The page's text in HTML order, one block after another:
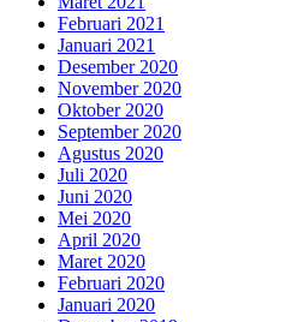
Februari 2021
Januari 2021
Desember 2020
November 2020
Oktober 2020
September 2020
Agustus 2020
Juli 2020
Juni 2020
Mei 2020
April 2020
Maret 2020
Februari 2020
Januari 2020